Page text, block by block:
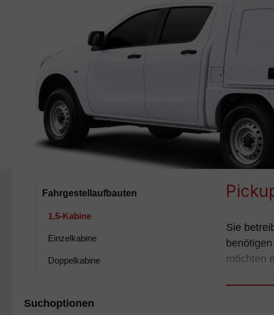
Fahrgestellaufbauten
1,5-Kabine
Einzelkabine
Doppelkabine
Suchoptionen
Sie
möchten
Ladung